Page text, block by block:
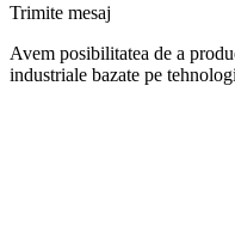
Trimite mesaj
Avem posibilitatea de a
industriale bazate pe